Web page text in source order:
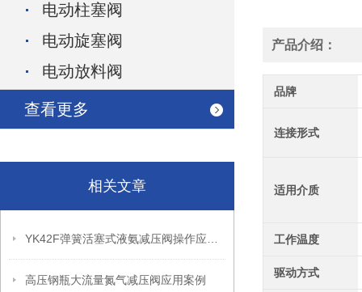
电动柱塞阀
电动旋塞阀
电动放料阀
查看更多
相关文章
高压钢瓶大流量氮气减压阀应用案例
产品介绍：
品牌
连接形式
适用介质
工作温度
驱动方式